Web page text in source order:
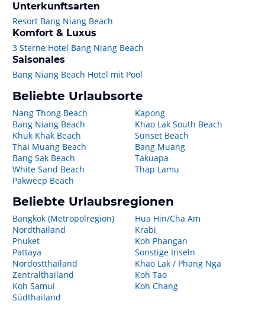
Unterkunftsarten
Resort Bang Niang Beach
Komfort & Luxus
3 Sterne Hotel Bang Niang Beach
Saisonales
Bang Niang Beach Hotel mit Pool
Beliebte Urlaubsorte
Nang Thong Beach
Bang Niang Beach
Khuk Khak Beach
Thai Muang Beach
Bang Sak Beach
White Sand Beach
Pakweep Beach
Kapong
Khao Lak South Beach
Sunset Beach
Bang Muang
Takuapa
Thap Lamu
Beliebte Urlaubsregionen
Bangkok (Metropolregion)
Nordthailand
Phuket
Pattaya
Nordostthailand
Zentralthailand
Koh Samui
Südthailand
Hua Hin/Cha Am
Krabi
Koh Phangan
Sonstige Inseln
Khao Lak / Phang Nga
Koh Tao
Koh Chang